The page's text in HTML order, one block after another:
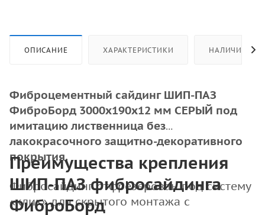
ОПИСАНИЕ ХАРАКТЕРИСТИКИ НАЛИЧИЕ
Фиброцементный сайдинг ШИП-ПАЗ
ФиброБорд 3000x190x12 мм СЕРЫЙ под
имитацию лиственница без
лакокрасочного защитно-декоративного
покрытия.
Фибросайдинг отфрезерован под систему
«клик» для скрытого монтажа с
Преимущества крепления
ШИП-ПАЗ фибросайдинга
ФиброБорд